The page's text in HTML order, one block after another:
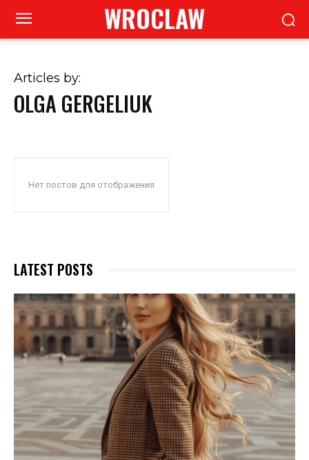
WROCLAW
Articles by:
OLGA GERGELIUK
Нет постов для отображения
LATEST POSTS